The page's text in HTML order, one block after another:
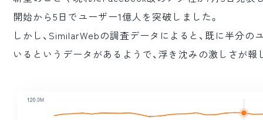
開始から5日でユーザー1億人を突破しました。
しかし、SimilarWebの調査データによると、既に半分
いるというデータがあるようで、浮き沈みの激しさが報